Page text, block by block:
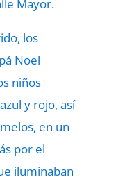
Mayor.
los
Noel
niños
y rojo, así
en un
por el
iluminaban